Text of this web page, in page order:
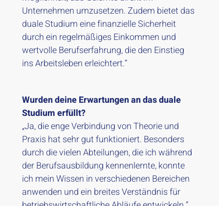
Unternehmen umzusetzen. Zudem bietet das
duale Studium eine finanzielle Sicherheit
durch ein regelmäßiges Einkommen und
wertvolle Berufserfahrung, die den Einstieg
ins Arbeitsleben erleichtert.“
Wurden deine Erwartungen an das duale
Studium erfüllt?
„Ja, die enge Verbindung von Theorie und
Praxis hat sehr gut funktioniert. Besonders
durch die vielen Abteilungen, die ich während
der Berufsausbildung kennenlernte, konnte
ich mein Wissen in verschiedenen Bereichen
anwenden und ein breites Verständnis für